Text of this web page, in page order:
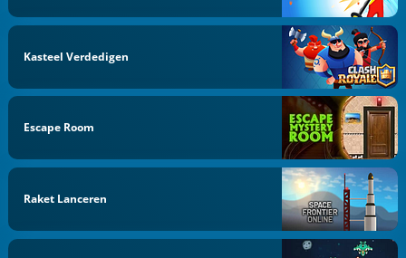
Kasteel Verdedigen
Escape Room
Raket Lanceren